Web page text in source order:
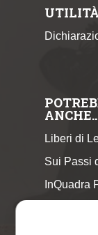
UTILITÀ
Liberi di
Sui Passi
InQuadra